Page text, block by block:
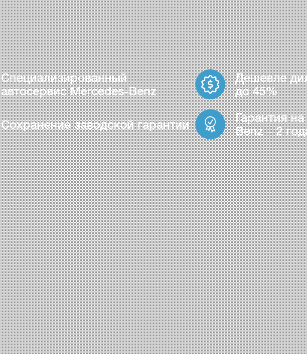
Специализированный
автосервис Mercedes-Benz
Дешевле
до 45%
Сохранение заводской гарантии
Гарантия
Benz – 2